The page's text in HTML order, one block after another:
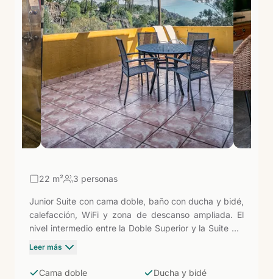
22 m² 3 personas
Junior Suite con cama doble, baño con ducha y bidé,
calefacción, WiFi y zona de descanso ampliada. El
nivel intermedio entre la Doble Superior y la Suite del
Maipez: más metros y comodidades sin pagar el
volcánica de Arucas.
Leer más
Cama doble
Ducha y bidé